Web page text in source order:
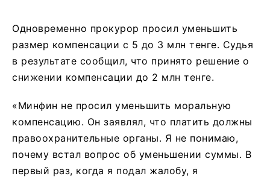
Одновременно прокурор просил уменьшить
размер компенсации с 5 до 3 млн тенге. Судья
в результате сообщил, что принято решение о
снижении компенсации до 2 млн тенге.
«Минфин не просил уменьшить моральную
компенсацию. Он заявлял, что платить должны
правоохранительные органы. Я не понимаю,
почему встал вопрос об уменьшении суммы. В
первый раз, когда я подал жалобу, я